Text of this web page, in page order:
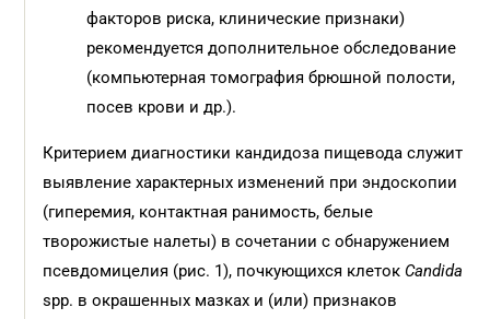
факторов риска, клинические признаки)
рекомендуется дополнительное обследование
(компьютерная томография брюшной полости,
посев крови и др.).
Критерием диагностики кандидоза пищевода служит
выявление характерных изменений при эндоскопии
(гиперемия, контактная ранимость, белые
творожистые налеты) в сочетании с обнаружением
псевдомицелия (рис. 1), почкующихся клеток Candida
spp. в окрашенных мазках и (или) признаков